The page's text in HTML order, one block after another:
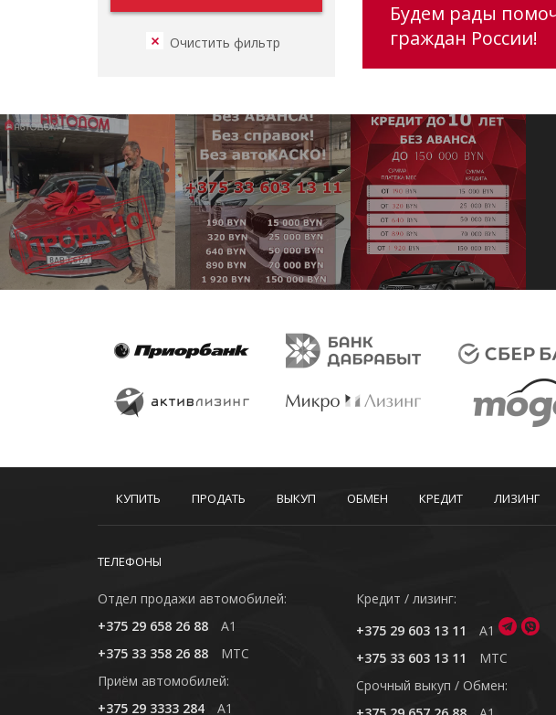
Будем рады
граждан России!
КУПИТЬ ПРОДАТЬ ВЫКУП ОБМЕН КРЕДИТ ЛИЗИНГ
ТЕЛЕФОНЫ
Отдел продажи автомобилей:
+375 29 658 26 88
A1
+375 33 358 26 88
MTC
Приём автомобилей:
+375 29 3333 284
A1
Кредит / лизинг:
+375 29 603 13 11
A1
+375 33 603 13 11
MTC
Cрочный выкуп / Обмен: